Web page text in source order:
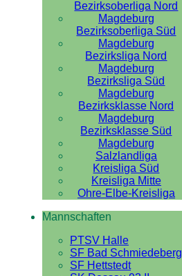
Bezirksoberliga Nord
Magdeburg
Bezirksoberliga Süd
Magdeburg
Bezirksliga Nord
Magdeburg
Bezirksliga Süd
Magdeburg
Bezirksklasse Nord
Magdeburg
Bezirksklasse Süd
Magdeburg
Salzlandliga
Kreisliga Süd
Kreisliga Mitte
Ohre-Elbe-Kreisliga
Mannschaften
PTSV Halle
SF Bad Schmiedeberg
SF Hettstedt